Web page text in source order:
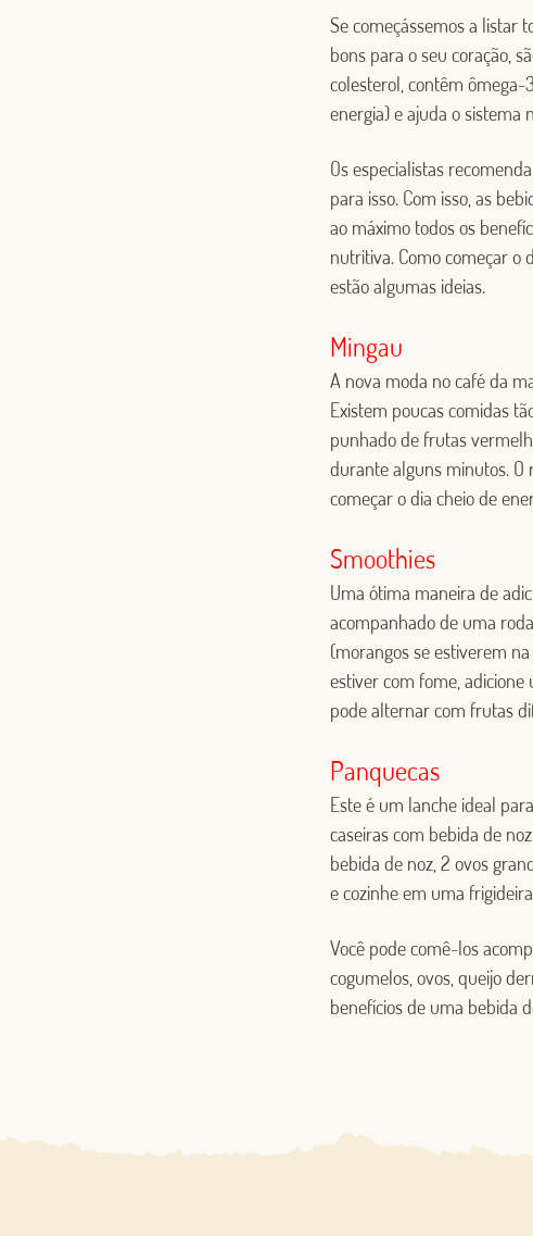
Se começássemos a listar
bons para o seu coração,
colesterol, contêm ômega-
energia) e ajuda o sistema
Os especialistas
para isso. Com isso, as
ao máximo todos os
nutritiva. Como começar o
estão algumas ideias.
Mingau
A nova moda no café da
Existem poucas comidas
punhado de frutas
durante alguns minutos. O
começar o dia cheio de
Smoothies
Uma ótima maneira de
acompanhado de uma
(morangos se estiverem
estiver com fome,
pode alternar com frutas
Panquecas
Este é um lanche ideal
caseiras com bebida de
bebida de noz, 2 ovos
e cozinhe em uma
Você pode comê-los
cogumelos, ovos, queijo
benefícios de uma bebida